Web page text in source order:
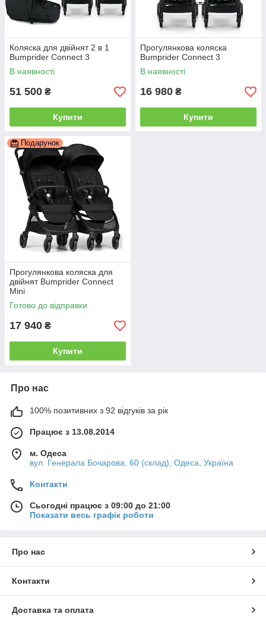
Коляска для двійнят 2 в 1
Bumprider Connect 3
В наявності
51 500 ₴
Купити
Прогулянкова коляска
Bumprider Connect 3
В наявності
16 980 ₴
Купити
Подарунок
Прогулянкова коляска для
двійнят Bumprider Connect
Mini
Готово до відправки
17 940 ₴
Купити
Про нас
100% позитивних з 92 відгуків за рік
Працює з 13.08.2014
м. Одеса
вул. Генерала Бочарова, 60 (склад), Одеса, Україна
Контакти
Сьогодні працює з 09:00 до 21:00
Показати весь графік роботи
Про нас
Контакти
Доставка та оплата